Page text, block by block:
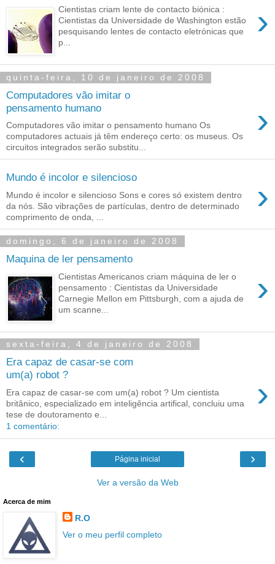
›
Cientistas criam lente de contacto biónica :
Cientistas da Universidade de Washington estão
pesquisando lentes de contacto eletrónicas que
p...
quinta-feira, 10 de janeiro de 2008
Computadores vão imitar o
pensamento humano
›
Computadores vão imitar o pensamento humano Os
computadores actuais já têm endereço certo: os museus. Os
circuitos integrados serão substitu...
Mundo é incolor e silencioso ›
Mundo é incolor e silencioso Sons e cores só existem dentro
da nós. São vibrações de partículas, dentro de determinado
comprimento de onda, ...
domingo, 6 de janeiro de 2008
Maquina de ler pensamento
›
Cientistas Americanos criam máquina de ler o
pensamento : Cientistas da Universidade
Carnegie Mellon em Pittsburgh, com a ajuda de
um scanne...
sexta-feira, 4 de janeiro de 2008
Era capaz de casar-se com
um(a) robot ?
›
Era capaz de casar-se com um(a) robot ? Um cientista
britânico, especializado em inteligência artifical, concluiu uma
tese de doutoramento e...
1 comentário:
‹ ›
Página inicial
Ver a versão da Web
Acerca de mim
R.O
Ver o meu perfil completo